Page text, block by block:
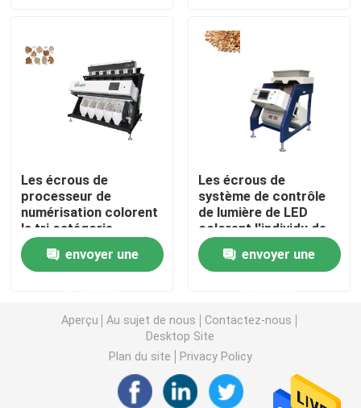
Trieuse de couleur de blé
trieuse de couleur d'anarcadier
trieuse de couleur d'arachide
Les grains de café colorent la trieuse
trieuse de couleur de sésame
Trieuse Nuts de couleur
Les écrous de
processeur de
numérisation colorent
la tri catégorie
chromatique
d'industrie de trieuse
envoyer une
Les écrous de
système de contrôle
de lumière de LED
colorent l'individu de
trieuse vérifiant 64
canauxenvoyer une
Aperçu Au sujet de nous
Contactez-nous
Desktop Site
Plan du site
Privacy Policy